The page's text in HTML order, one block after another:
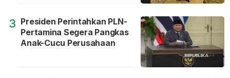
3 Presiden Perintahkan PLN-
Pertamina Segera Pangkas
Anak-Cucu Perusahaan